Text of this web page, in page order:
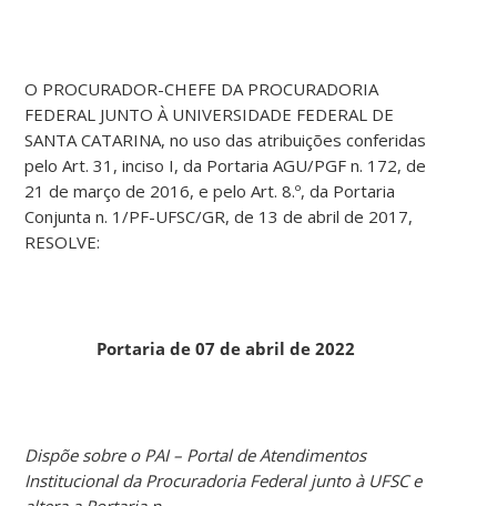
O PROCURADOR-CHEFE DA PROCURADORIA
FEDERAL JUNTO À UNIVERSIDADE FEDERAL DE
SANTA CATARINA, no uso das atribuições conferidas
pelo Art. 31, inciso I, da Portaria AGU/PGF n. 172, de
21 de março de 2016, e pelo Art. 8.º, da Portaria
Conjunta n. 1/PF-UFSC/GR, de 13 de abril de 2017,
RESOLVE:
Portaria de 07 de abril de 2022
Dispõe sobre o PAI – Portal de Atendimentos
Institucional da Procuradoria Federal junto à UFSC e